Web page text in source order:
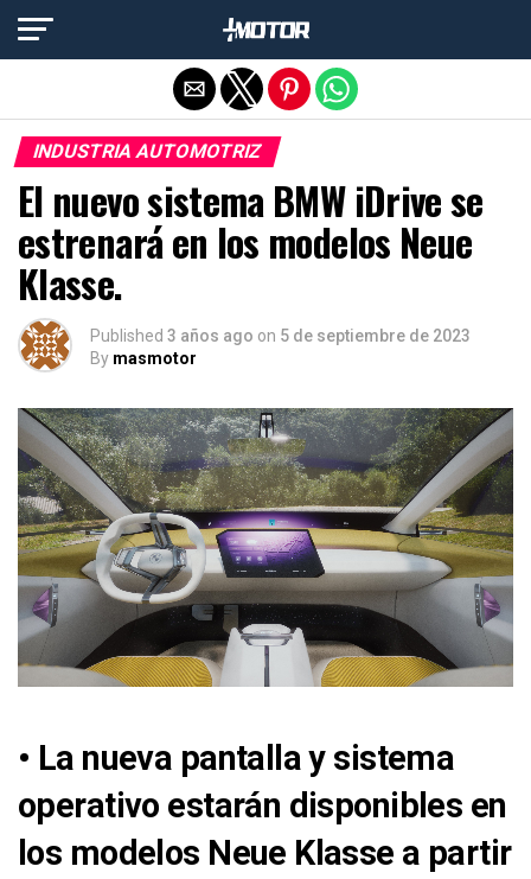
INDUSTRIA AUTOMOTRIZ
El nuevo sistema BMW iDrive se
estrenará en los modelos Neue
Klasse.
Published 3 años ago on 5 de septiembre de 2023
By masmotor
• La nueva pantalla y sistema
operativo estarán disponibles en
los modelos Neue Klasse a partir
Salir de la versión móvil